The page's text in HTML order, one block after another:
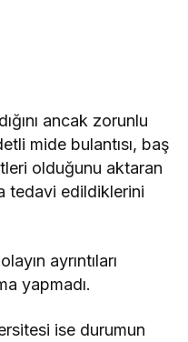
ancak zorunlu
mide bulantısı, baş
olduğunu aktaran
tedavi edildiklerini
ayrıntıları
yapmadı.
ise durumun